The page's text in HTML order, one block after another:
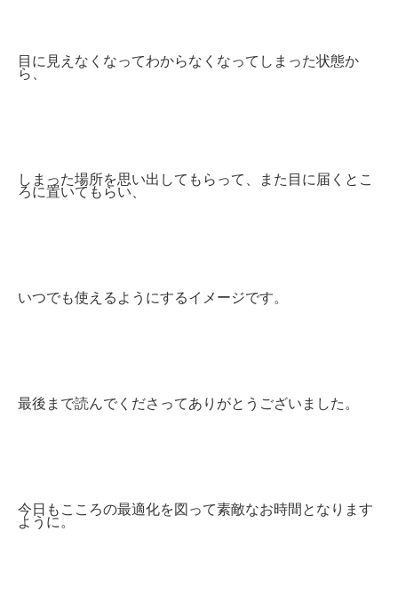
目に見えなくなってわからなくなってしまった状態か
ら、
しまった場所を思い出してもらって、また目に届くとこ
ろに置いてもらい、
いつでも使えるようにするイメージです。
最後まで読んでくださってありがとうございました。
今日もこころの最適化を図って素敵なお時間となります
ように。